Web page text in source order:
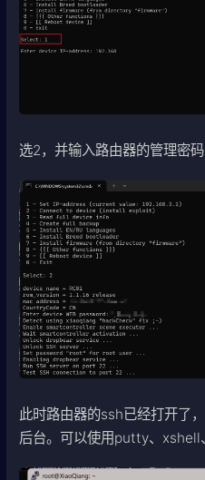
选2，并输入路由器的管理密码
此时路由器的ssh已经打开了
后台。可以使用putty、xshell